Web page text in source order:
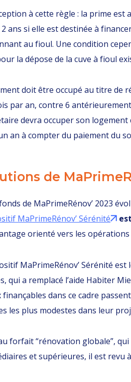
à cette règle : la prime est
ans si elle est destinée à
au fioul. Une condition
la dépose de la cuve à fioul
doit être occupé au titre de
par an, contre 6
devra occuper son
an à compter du paiement du
de
de MaPrimeRénov’ 2023
MaPrimeRénov’ Sérénité
orienté vers les
MaPrimeRénov’ Sérénité
qui a remplacé l’aide Habiter
dans ce cadre
les plus modestes dans leur
forfait “rénovation globale”,
et supérieures, il est revu